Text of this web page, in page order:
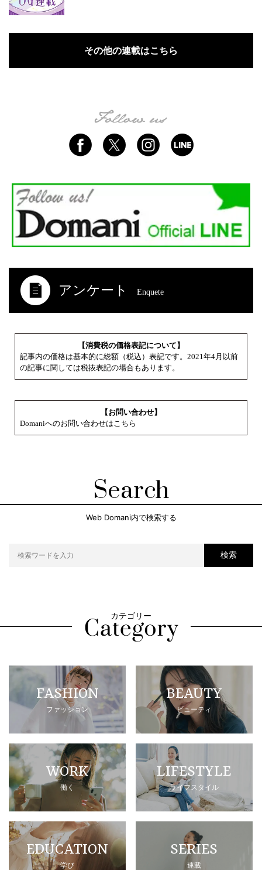
その他の連載はこちら
アンケート Enquete
【消費税の価格表記について】
記事内の価格は基本的に総額（税込）表記です。2021年4月以前
の記事に関しては税抜表記の場合もあります。
【お問い合わせ】
Domaniへのお問い合わせはこちら
Search
Web Domani内で検索する
検索
カテゴリー
FASHION
ファッション
BEAUTY
ビューティ
WORK
働く
LIFESTYLE
ライフスタイル
EDUCATION
学び
SERIES
連載